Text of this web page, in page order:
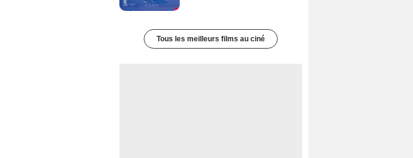
Tous les meilleurs films au ciné